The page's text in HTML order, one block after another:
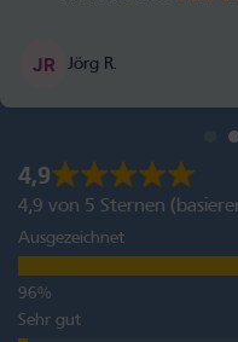
Jörg R.
4,9
4,9 von 5 Sternen
Ausgezeichnet
Sehr gut